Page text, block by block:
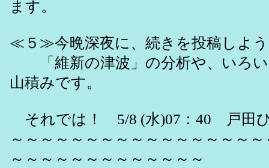
ます。
≪５≫今晩深夜に、続きを投稿しよ
「維新の津波」の分析や、いろい
山積みです。
それでは！ 5/8 (水)07：40 戸田
～～～～～～～～～～～～～～～～
～～～～～～～～～～～～～